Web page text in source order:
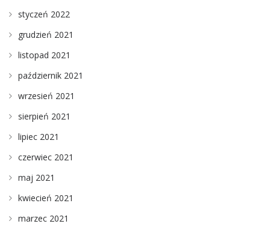
styczeń 2022
grudzień 2021
listopad 2021
październik 2021
wrzesień 2021
sierpień 2021
lipiec 2021
czerwiec 2021
maj 2021
kwiecień 2021
marzec 2021